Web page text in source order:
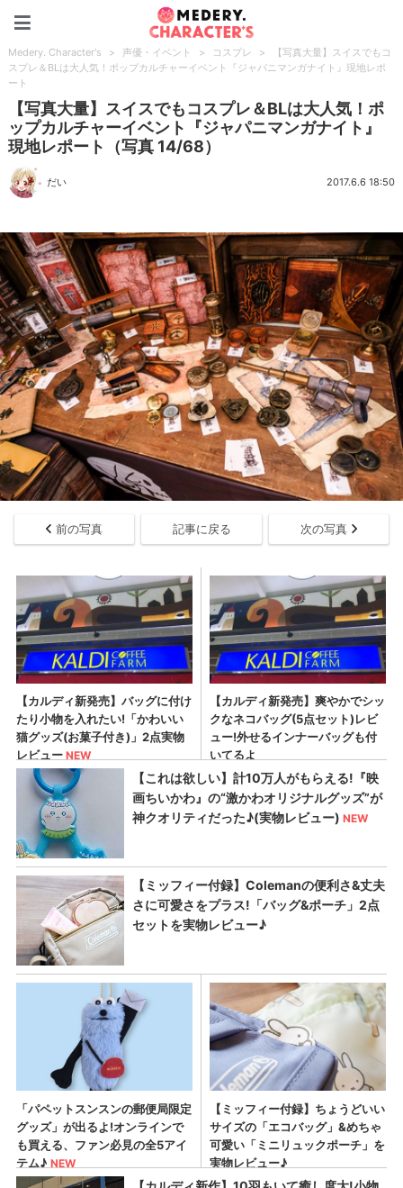
Medery. Character's > 声優・イベント > コスプレ >
【写真大量】スイスでもコ
スプレ＆BLは大人気！ポップカルチャーイベント『ジャパニマンガナイト』現地レポ
ート
【写真大量】スイスでもコスプレ＆BLは大人気！ポ
ップカルチャーイベント『ジャパニマンガナイト』
現地レポート（写真 14/68）
だい 2017.6.6 18:50
前の写真 記事に戻る 次の写真